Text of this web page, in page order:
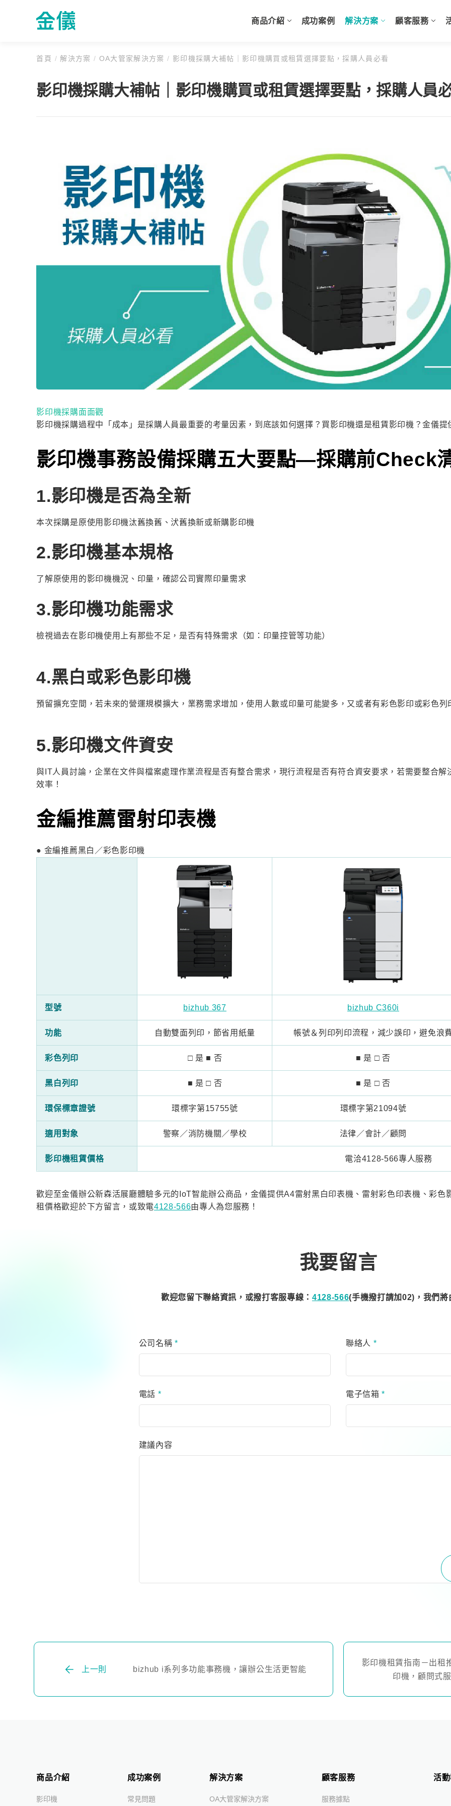
商品介紹 成功案例 解決方案 顧客服務
首頁 / 解決方案 / OA大管家解決方案/ 影印機採購大補帖｜影印機購買或租賃選擇要點，採購人員必看
影印機採購大補帖｜影印機購買或租賃選擇要點，採購人員
影印機採購面面觀
影印機採購過程中「成本」是採購人員最重要的考量因素，到底該如何選擇？買影印機還是租賃影印機？金儀
影印機事務設備採購五大要點—採購前Check
1.影印機是否為全新
本次採購是原使用影印機汰舊換舊、汱舊換新或新購影印機
2.影印機基本規格
了解原使用的影印機機況、印量，確認公司實際印量需求
3.影印機功能需求
檢視過去在影印機使用上有那些不足，是否有特殊需求（如：印量控管等功能）
4.黑白或彩色影印機
預留擴充空間，若未來的營運規模擴大，業務需求增加，使用人數或印量可能變多，又或者有彩色影印或彩色列
5.影印機文件資安
與IT人員討論，企業在文件與檔案處理作業流程是否有整合需求，現行流程是否有符合資安要求，若需要整合
效率！
金編推薦雷射印表機
● 金編推薦黑白／彩色影印機
型號 bizhub 367 bizhub C360i
功能 自動雙面列印，節省用紙量 帳號＆列印列印流程，減少誤印，避免浪
彩色列印 □ 是 ■ 否 ■ 是 □ 否
黑白列印 ■ 是 □ 否 ■ 是 □ 否
環保標章證號 環標字第15755號 環標字第21094號
適用對象 警察／消防機關／學校 法律／會計／顧問
影印機租賃價格 電洽4128-566專人服務
歡迎至金儀辦公新森活展廳體驗多元的IoT智能辦公商品，金儀提供A4雷射黑白印表機、雷射彩色印表機、彩
租價格歡迎於下方留言，或致電4128-566由專人為您服務！
我要留言
歡迎您留下聯絡資訊，或撥打客服專線： 4128-566(手機撥打請加02)，我們
公司名稱 * 聯絡人 *
電話 * 電子信箱*
建議內容
上一則 bizhub i系列多功能事務機，讓辦公生活更智能
影印機租賃指南－出租
印機，顧問式
商品介紹
影印機
成功案例
常見問題
解決方案
OA大管家解決方案
顧客服務
服務據點
活